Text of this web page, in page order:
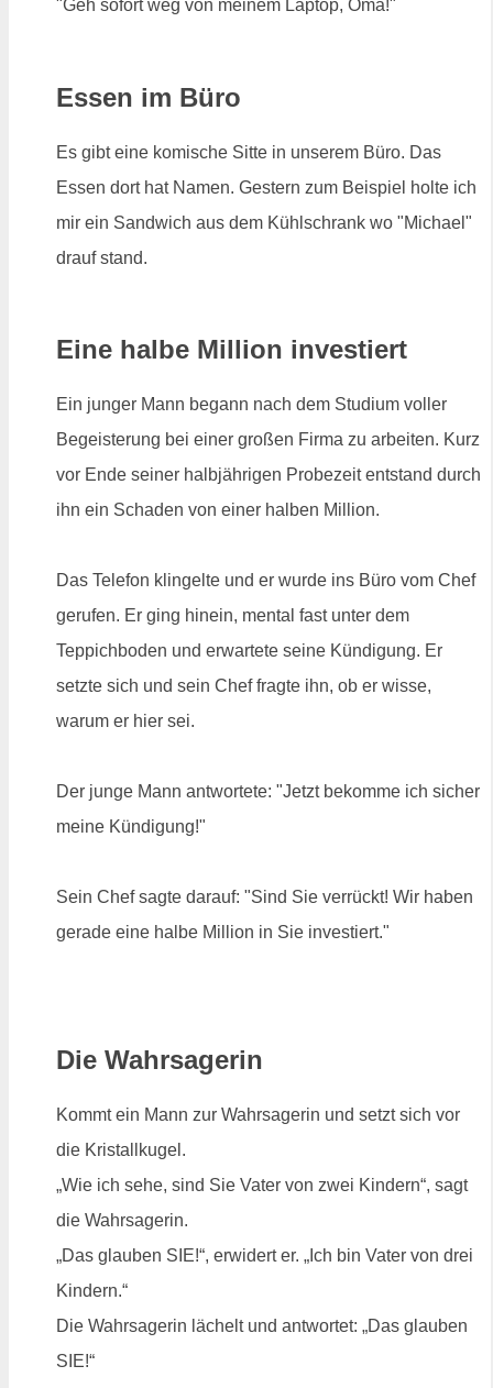
"Geh sofort weg von meinem Laptop, Oma!"
Essen im Büro
Es gibt eine komische Sitte in unserem Büro. Das
Essen dort hat Namen. Gestern zum Beispiel holte ich
mir ein Sandwich aus dem Kühlschrank wo "Michael"
drauf stand.
Eine halbe Million investiert
Ein junger Mann begann nach dem Studium voller
Begeisterung bei einer großen Firma zu arbeiten. Kurz
vor Ende seiner halbjährigen Probezeit entstand durch
ihn ein Schaden von einer halben Million.
Das Telefon klingelte und er wurde ins Büro vom Chef
gerufen. Er ging hinein, mental fast unter dem
Teppichboden und erwartete seine Kündigung. Er
setzte sich und sein Chef fragte ihn, ob er wisse,
warum er hier sei.
Der junge Mann antwortete: "Jetzt bekomme ich sicher
meine Kündigung!"
Sein Chef sagte darauf: "Sind Sie verrückt! Wir haben
gerade eine halbe Million in Sie investiert."
Die Wahrsagerin
Kommt ein Mann zur Wahrsagerin und setzt sich vor
die Kristallkugel.
„Wie ich sehe, sind Sie Vater von zwei Kindern“, sagt
die Wahrsagerin.
„Das glauben SIE!“, erwidert er. „Ich bin Vater von drei
Kindern.“
Die Wahrsagerin lächelt und antwortet: „Das glauben
SIE!“